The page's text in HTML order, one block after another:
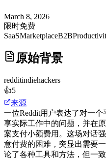
March 8, 2026
限时免费
SaaSMarketplaceB2B
原始背景
redditindiehackers
👍5
来源
一位Reddit用户表达了对一
享实际工作中的问题，并在
案支付小额费用。这场对话
意付费的困难，突显出需要
论了各种工具和方法，但一